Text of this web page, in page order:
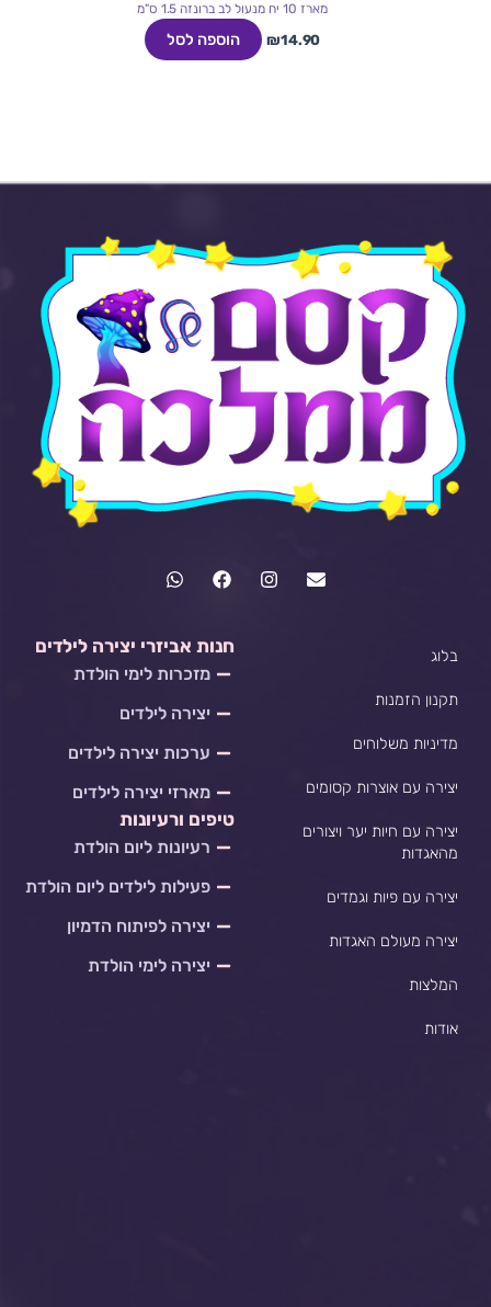
מארז 10 יח מנעול לב ברונזה 1.5 ס"מ
₪14.90 הוספה לסל
E
n
I
n
F
a
b
o
W
h
s
p
בלוג
תקנון הזמנות
מדיניות משלוחים
יצירה עם אוצרות קסומים
יצירה עם חיות יער ויצורים
מהאגדות
יצירה עם פיות וגמדים
יצירה מעולם האגדות
המלצות
אודות
חנות אביזרי יצירה לילדים
מזכרות לימי הולדת
יצירה לילדים
ערכות יצירה לילדים
מארזי יצירה לילדים
טיפים ורעיונות
רעיונות ליום הולדת
פעילות לילדים ליום הולדת
יצירה לפיתוח הדמיון
יצירה לימי הולדת